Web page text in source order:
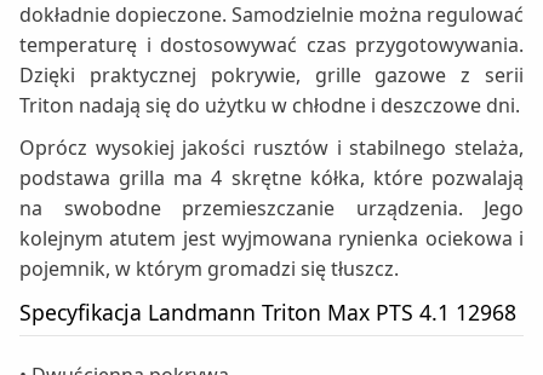
dokładnie dopieczone. Samodzielnie można regulować
temperaturę i dostosowywać czas przygotowywania.
Dzięki praktycznej pokrywie, grille gazowe z serii
Triton nadają się do użytku w chłodne i deszczowe dni.
Oprócz wysokiej jakości rusztów i stabilnego stelaża,
podstawa grilla ma 4 skrętne kółka, które pozwalają
na swobodne przemieszczanie urządzenia. Jego
kolejnym atutem jest wyjmowana rynienka ociekowa i
pojemnik, w którym gromadzi się tłuszcz.
Specyfikacja Landmann Triton Max PTS 4.1 12968